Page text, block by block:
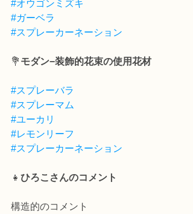
#オウゴンミズキ
#ガーベラ
#スプレーカーネーション
💐 モダン−装飾的花束の使用花材
#スプレーバラ
#スプレーマム
#ユーカリ
#レモンリーフ
#スプレーカーネーション
👧 ひろこさんのコメント
構造的のコメント